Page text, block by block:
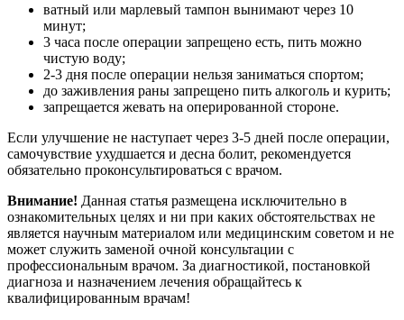
ватный или марлевый тампон вынимают через 10
минут;
3 часа после операции запрещено есть, пить можно
чистую воду;
2-3 дня после операции нельзя заниматься спортом;
до заживления раны запрещено пить алкоголь и курить;
запрещается жевать на оперированной стороне.
Если улучшение не наступает через 3-5 дней после операции,
самочувствие ухудшается и десна болит, рекомендуется
обязательно проконсультироваться с врачом.
Внимание! Данная статья размещена исключительно в
ознакомительных целях и ни при каких обстоятельствах не
является научным материалом или медицинским советом и не
может служить заменой очной консультации с
профессиональным врачом. За диагностикой, постановкой
диагноза и назначением лечения обращайтесь к
квалифицированным врачам!